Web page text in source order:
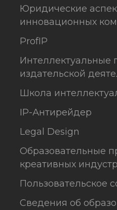
Юридические
инновационных
ProfIP
Интеллектуальные
издательской
Школа
IP-Антирейдер
Legal Design
Образовательные
креативных
Пользовательское
Сведения об